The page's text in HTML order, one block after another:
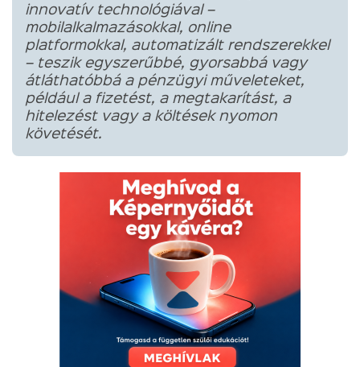
innovatív technológiával –
mobilalkalmazásokkal, online
platformokkal, automatizált rendszerekkel
– teszik egyszerűbbé, gyorsabbá vagy
átláthatóbbá a pénzügyi műveleteket,
például a fizetést, a megtakarítást, a
hitelezést vagy a költések nyomon
követését.